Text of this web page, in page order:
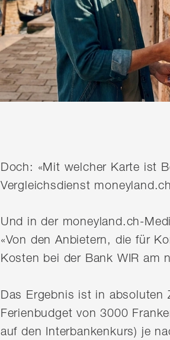
Doch: «Mit welcher Karte ist
Vergleichsdienst
Und in der moneyland.ch-
«Von den Anbietern, die für
Kosten bei der Bank WIR am
Das Ergebnis ist in absoluten
Ferienbudget von 3000
auf den Interbankenkurs) je